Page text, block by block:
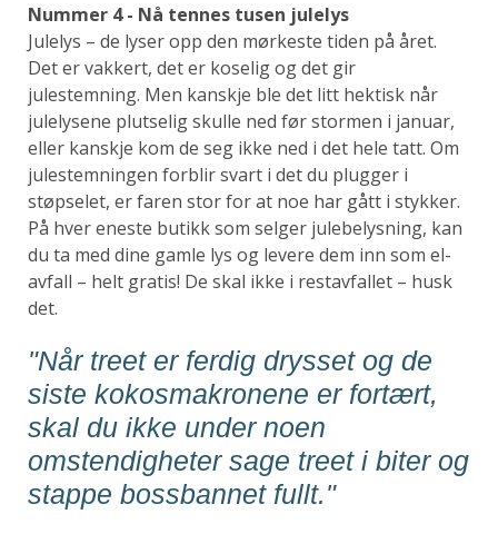
Nummer 4 - Nå tennes tusen julelys
Julelys – de lyser opp den mørkeste tiden på året.
Det er vakkert, det er koselig og det gir
julestemning. Men kanskje ble det litt hektisk når
julelysene plutselig skulle ned før stormen i januar,
eller kanskje kom de seg ikke ned i det hele tatt. Om
julestemningen forblir svart i det du plugger i
støpselet, er faren stor for at noe har gått i stykker.
På hver eneste butikk som selger julebelysning, kan
du ta med dine gamle lys og levere dem inn som el-
avfall – helt gratis! De skal ikke i restavfallet – husk
det.
"Når treet er ferdig drysset og de
siste kokosmakronene er fortært,
skal du ikke under noen
omstendigheter sage treet i biter og
stappe bossbannet fullt."